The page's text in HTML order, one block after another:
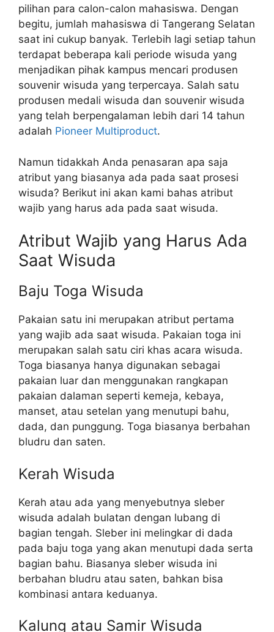
pilihan para calon-calon mahasiswa. Dengan
begitu, jumlah mahasiswa di Tangerang Selatan
saat ini cukup banyak. Terlebih lagi setiap tahun
terdapat beberapa kali periode wisuda yang
menjadikan pihak kampus mencari produsen
souvenir wisuda yang terpercaya. Salah satu
produsen medali wisuda dan souvenir wisuda
yang telah berpengalaman lebih dari 14 tahun
adalah Pioneer Multiproduct.
Namun tidakkah Anda penasaran apa saja
atribut yang biasanya ada pada saat prosesi
wisuda? Berikut ini akan kami bahas atribut
wajib yang harus ada pada saat wisuda.
Atribut Wajib yang Harus Ada
Saat Wisuda
Baju Toga Wisuda
Pakaian satu ini merupakan atribut pertama
yang wajib ada saat wisuda. Pakaian toga ini
merupakan salah satu ciri khas acara wisuda.
Toga biasanya hanya digunakan sebagai
pakaian luar dan menggunakan rangkapan
pakaian dalaman seperti kemeja, kebaya,
manset, atau setelan yang menutupi bahu,
dada, dan punggung. Toga biasanya berbahan
bludru dan saten.
Kerah Wisuda
Kerah atau ada yang menyebutnya sleber
wisuda adalah bulatan dengan lubang di
bagian tengah. Sleber ini melingkar di dada
pada baju toga yang akan menutupi dada serta
bagian bahu. Biasanya sleber wisuda ini
berbahan bludru atau saten, bahkan bisa
kombinasi antara keduanya.
Kalung atau Samir Wisuda